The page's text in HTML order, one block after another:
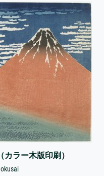
カラー木版印刷）